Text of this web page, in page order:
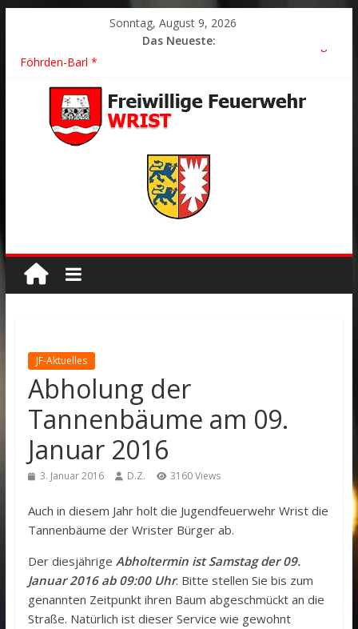
Sonntag, August 9, 2026
Das Neueste:
2026/21 Löschhilfe * FEU WALD * Feuer/Rauchentwicklung *
2026/24 * TH G Y * PKW überschlagen *
2026/23 TH K Y * Person in festsitzendem Aufzug *
2026/22 TH Y * VU * 1 Person klemmt * Hingstheide
Der schönste Einsatz des Jahres 2026
JF-Aktuelles
Abholung der
Tannenbäume am 09.
Januar 2016
3. Januar 2016 D.Z. 3160 Views
Auch in diesem Jahr holt die Jugendfeuerwehr Wrist die
Tannenbäume der Wrister Bürger ab.
Der diesjährige Abholtermin ist Samstag der 09.
Januar 2016 ab 09:00 Uhr. Bitte stellen Sie bis zum
genannten Zeitpunkt ihren Baum abgeschmückt an die
Straße. Natürlich ist dieser Service wie gewohnt